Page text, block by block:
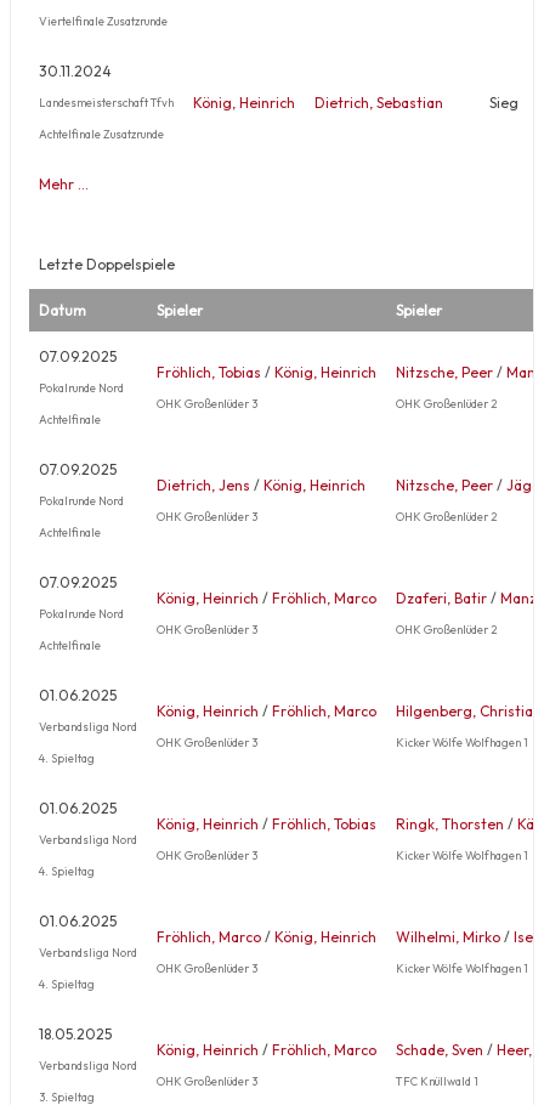
Viertelfinale Zusatzrunde
30.11.2024
Landesmeisterschaft Tfvh
Achtelfinale Zusatzrunde
König, Heinrich Dietrich, Sebastian Sieg
Mehr …
Letzte Doppelspiele
Datum Spieler Spieler
07.09.2025
Pokalrunde Nord
Achtelfinale
Fröhlich, Tobias / König, Heinrich
OHK Großenlüder 3
Nitzsche, Peer /
OHK Großenlüder 2
07.09.2025
Pokalrunde Nord
Achtelfinale
Dietrich, Jens / König, Heinrich
OHK Großenlüder 3
Nitzsche, Peer /
OHK Großenlüder 2
07.09.2025
Pokalrunde Nord
Achtelfinale
König, Heinrich / Fröhlich, Marco
OHK Großenlüder 3
Dzaferi, Batir /
OHK Großenlüder 2
01.06.2025
Verbandsliga Nord
4. Spieltag
König, Heinrich / Fröhlich, Marco
OHK Großenlüder 3
Hilgenberg, Christian
Kicker Wölfe Wolfhagen 1
01.06.2025
Verbandsliga Nord
4. Spieltag
König, Heinrich / Fröhlich, Tobias
OHK Großenlüder 3
Ringk, Thorsten /
Kicker Wölfe Wolfhagen 1
01.06.2025
Verbandsliga Nord
4. Spieltag
Fröhlich, Marco / König, Heinrich
OHK Großenlüder 3
Wilhelmi, Mirko /
Kicker Wölfe Wolfhagen 1
18.05.2025
Verbandsliga Nord
3. Spieltag
König, Heinrich / Fröhlich, Marco
OHK Großenlüder 3
Schade, Sven / Heer,
TFC Knüllwald 1